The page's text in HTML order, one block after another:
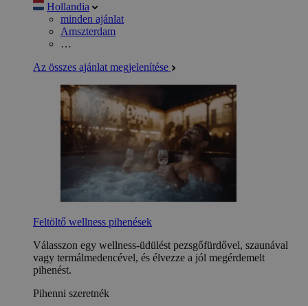
Hollandia
minden ajánlat
Amszterdam
…
Az összes ajánlat megjelenítése
Feltöltő wellness pihenések
Válasszon egy wellness-üdülést pezsgőfürdővel, szaunával
vagy termálmedencével, és élvezze a jól megérdemelt
pihenést.
Pihenni szeretnék